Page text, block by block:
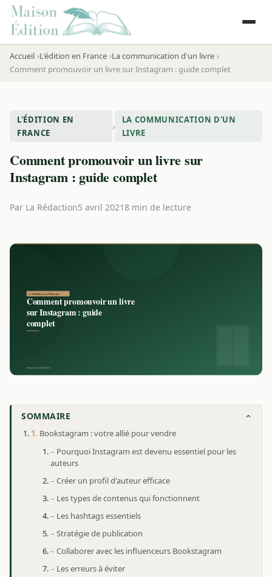
Accueil L'édition en France La communication d'un livre
Comment promouvoir un livre sur Instagram : guide complet
L'ÉDITION EN
FRANCE
›
LA COMMUNICATION D'UN
LIVRE
Comment promouvoir un livre sur
Instagram : guide complet
Par La Rédaction5 avril 20218 min de lecture
SOMMAIRE
Bookstagram : votre allié pour vendre
Pourquoi Instagram est devenu essentiel pour les
auteurs
Créer un profil d'auteur efficace
Les types de contenus qui fonctionnent
Les hashtags essentiels
Stratégie de publication
Collaborer avec les influenceurs Bookstagram
Les erreurs à éviter